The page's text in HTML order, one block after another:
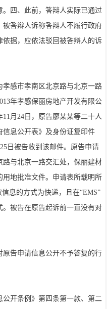
四、此前，答辩人实际已通过
答辩人诉称答辩人不履行政府
据，应依法驳回被答辩人的诉
感市孝南区北京路与北京一路
年孝感保丽房地产开发有限公
月24日，原告廖某某等二十人
息公开表》及身份证复印件
25日被告收到该邮件。原告申请
与北京一路交汇处，保丽建材
地批准文件。申请表所载明所
息的方式为快递，且在“EMS”
。被告在原告起诉前一直没有对
告申请信息公开不予答复的行
开条例》第四条第一款、第二